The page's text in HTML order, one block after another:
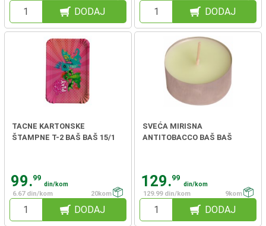
DODAJ DODAJ
TACNE KARTONSKE
ŠTAMPNE T-2 BAŠ BAŠ 15/1
99.99
din/kom
6.67 din/kom
20kom
DODAJ
SVEĆA MIRISNA
ANTITOBACCO BAŠ BAŠ
129.99
din/kom
129.99 din/kom
9kom
DODAJ